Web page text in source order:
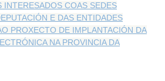
INTERESADOS COAS SEDES
E DAS ENTIDADES
PROXECTO DE IMPLANTACIÓN DA
NA PROVINCIA DA